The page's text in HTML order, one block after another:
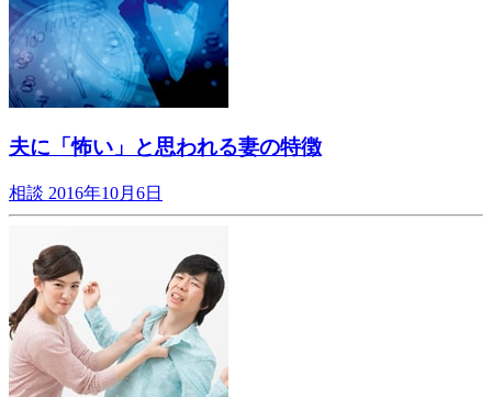
夫に「怖い」と思われる妻の特徴
相談 2016年10月6日